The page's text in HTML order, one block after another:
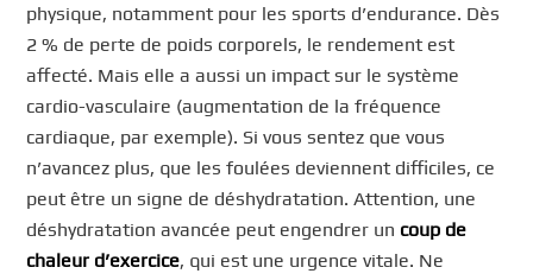
physique, notamment pour les sports d’endurance. Dès
2 % de perte de poids corporels, le rendement est
affecté. Mais elle a aussi un impact sur le système
cardio-vasculaire (augmentation de la fréquence
cardiaque, par exemple). Si vous sentez que vous
n’avancez plus, que les foulées deviennent difficiles, ce
peut être un signe de déshydratation. Attention, une
déshydratation avancée peut engendrer un coup de
chaleur d’exercice, qui est une urgence vitale. Ne